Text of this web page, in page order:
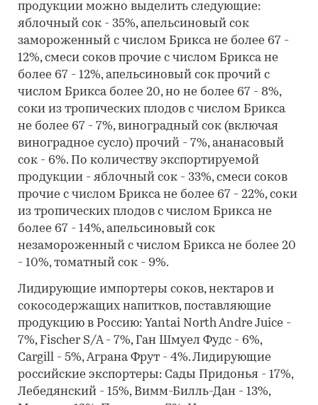
продукции можно выделить следующие:
яблочный сок - 35%, апельсиновый сок
замороженный с числом Брикса не более 67 -
12%, смеси соков прочие с числом Брикса не
более 67 - 12%, апельсиновый сок прочий с
числом Брикса более 20, но не более 67 - 8%,
соки из тропических плодов с числом Брикса
не более 67 - 7%, виноградный сок (включая
виноградное сусло) прочий - 7%, ананасовый
сок - 6%. По количеству экспортируемой
продукции - яблочный сок - 33%, смеси соков
прочие с числом Брикса не более 67 - 22%, соки
из тропических плодов с числом Брикса не
более 67 - 14%, апельсиновый сок
незамороженный с числом Брикса не более 20
- 10%, томатный сок - 9%.
Лидирующие импортеры соков, нектаров и
сокосодержащих напитков, поставляющие
продукцию в Россию: Yantai North Andre Juice -
7%, Fischer S/A - 7%, Ган Шмуел Фудс - 6%,
Cargill - 5%, Аграна Фрут - 4%. Лидирующие
российские экспортеры: Сады Придонья - 17%,
Лебедянский - 15%, Вимм-Билль-Дан - 13%,